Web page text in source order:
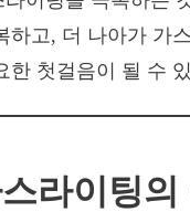
하고, 더 나아가 가
한 첫걸음이 될 수
라이팅의